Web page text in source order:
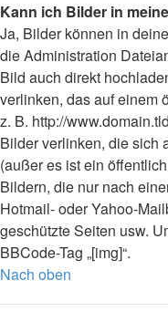
Kann ich Bilder in
Ja, Bilder können in
die Administration
Bild auch direkt
verlinken, das auf einem
z. B. http://
Bilder verlinken, die sich
(außer es ist ein
Bildern, die nur nach
Hotmail- oder Yahoo-
geschützte Seiten usw.
BBCode-Tag „[img]“.
Nach oben